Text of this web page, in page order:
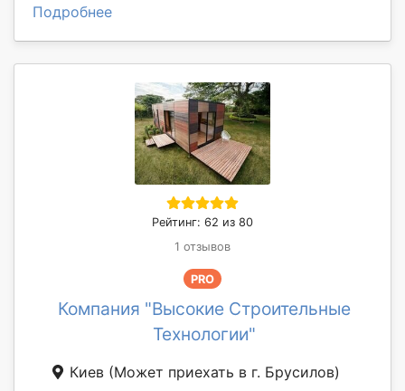
Подробнее
Рейтинг: 62 из 80
1 отзывов
PRO
Компания "Высокие Строительные
Технологии"
Киев (Может приехать в г. Брусилов)